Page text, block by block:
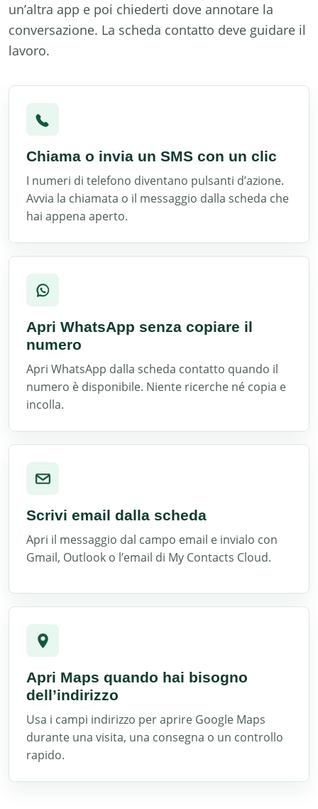
un’altra app e poi chiederti dove annotare la
conversazione. La scheda contatto deve guidare il
lavoro.
Chiama o invia un SMS con un clic
I numeri di telefono diventano pulsanti d’azione.
Avvia la chiamata o il messaggio dalla scheda che
hai appena aperto.
Apri WhatsApp senza copiare il
numero
Apri WhatsApp dalla scheda contatto quando il
numero è disponibile. Niente ricerche né copia e
incolla.
Scrivi email dalla scheda
Apri il messaggio dal campo email e invialo con
Gmail, Outlook o l’email di My Contacts Cloud.
Apri Maps quando hai bisogno
dell’indirizzo
Usa i campi indirizzo per aprire Google Maps
durante una visita, una consegna o un controllo
rapido.